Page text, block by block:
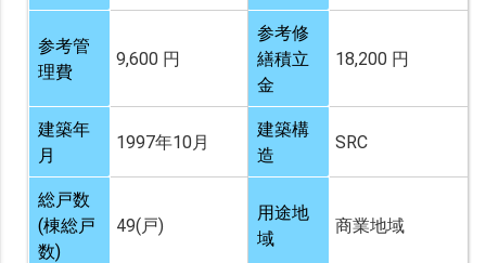
参考管
理費
9,600 円
参考修
繕積立
金
18,200 円
建築年
月
1997年10月
建築構
造
SRC
総戸数
(棟総戸
数)
49(戸)
用途地
域
商業地域